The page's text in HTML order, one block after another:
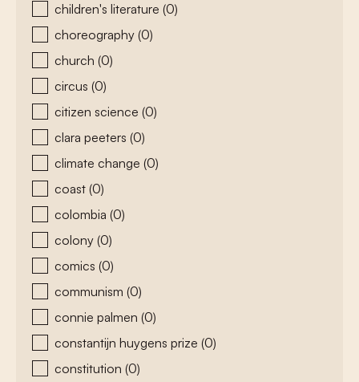
children's literature (0)
choreography (0)
church (0)
circus (0)
citizen science (0)
clara peeters (0)
climate change (0)
coast (0)
colombia (0)
colony (0)
comics (0)
communism (0)
connie palmen (0)
constantijn huygens prize (0)
constitution (0)